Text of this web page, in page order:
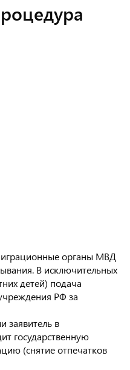
органы МВД
В исключительных
детей) подача
РФ за
заявитель в
государственную
(снятие отпечатков